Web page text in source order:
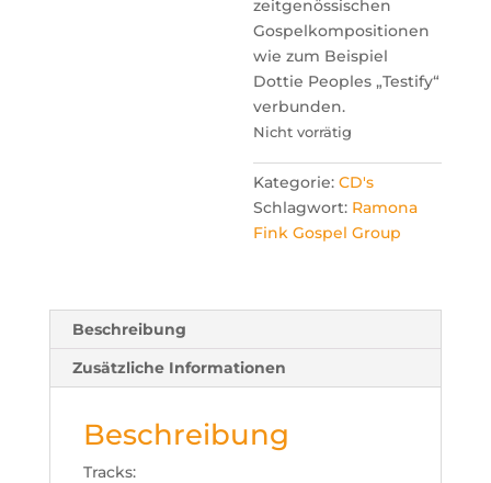
zeitgenössischen
Gospelkompositionen
wie zum Beispiel
Dottie Peoples „Testify“
verbunden.
Nicht vorrätig
Kategorie:CD's
Schlagwort: Ramona
Fink Gospel Group
Beschreibung
Zusätzliche Informationen
Beschreibung
Tracks: